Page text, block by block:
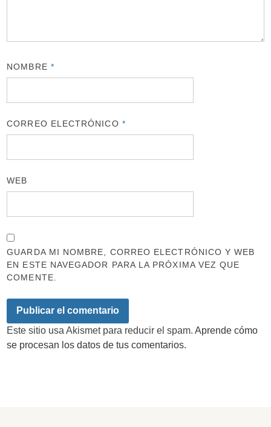
NOMBRE *
CORREO ELECTRÓNICO *
WEB
GUARDA MI NOMBRE, CORREO ELECTRÓNICO Y WEB
EN ESTE NAVEGADOR PARA LA PRÓXIMA VEZ QUE
COMENTE.
Este sitio usa Akismet para reducir el spam.Aprende cómo
se procesan los datos de tus comentarios.